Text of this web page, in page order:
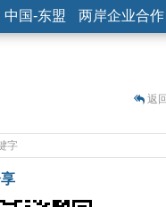
中国-东盟 两岸企业合作
返